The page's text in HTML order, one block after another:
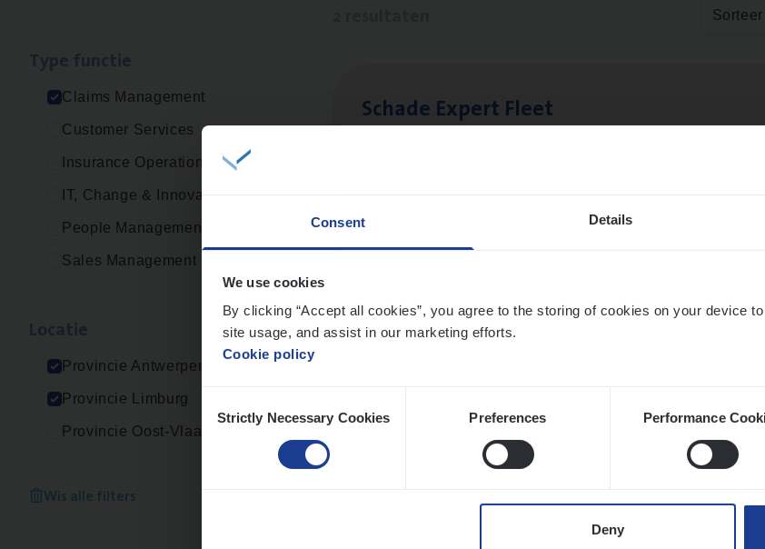
Consent Details
We use cookies
By clicking “Accept all cookies”, you agree to the storing of cookies on your device
site usage, and assist in our marketing efforts.
Cookie policy
Selection
Strictly Necessary Cookies Preferences Performance
Deny
Claims Management
Customer Services
Insurance Operations
IT, Change & Innovation
People Management
Sales Management
Provincie Antwerpen
Provincie Limburg
Provincie Oost-Vlaanderen
Wis alle filters
Scha­de Expert Fleet
Claims Management